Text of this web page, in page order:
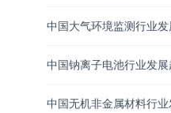
中国大气环境监测行业
中国钠离子电池行业发
中国无机非金属材料行